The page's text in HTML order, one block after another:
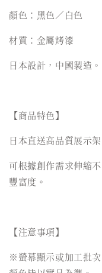
顏色：黑色／白色
材質：金屬烤漆
日本設計，中國製造。
【商品特色】
日本直送高品質展示架
可根據創作需求伸縮
豐富度。
【注意事項】
※螢幕顯示或加工批